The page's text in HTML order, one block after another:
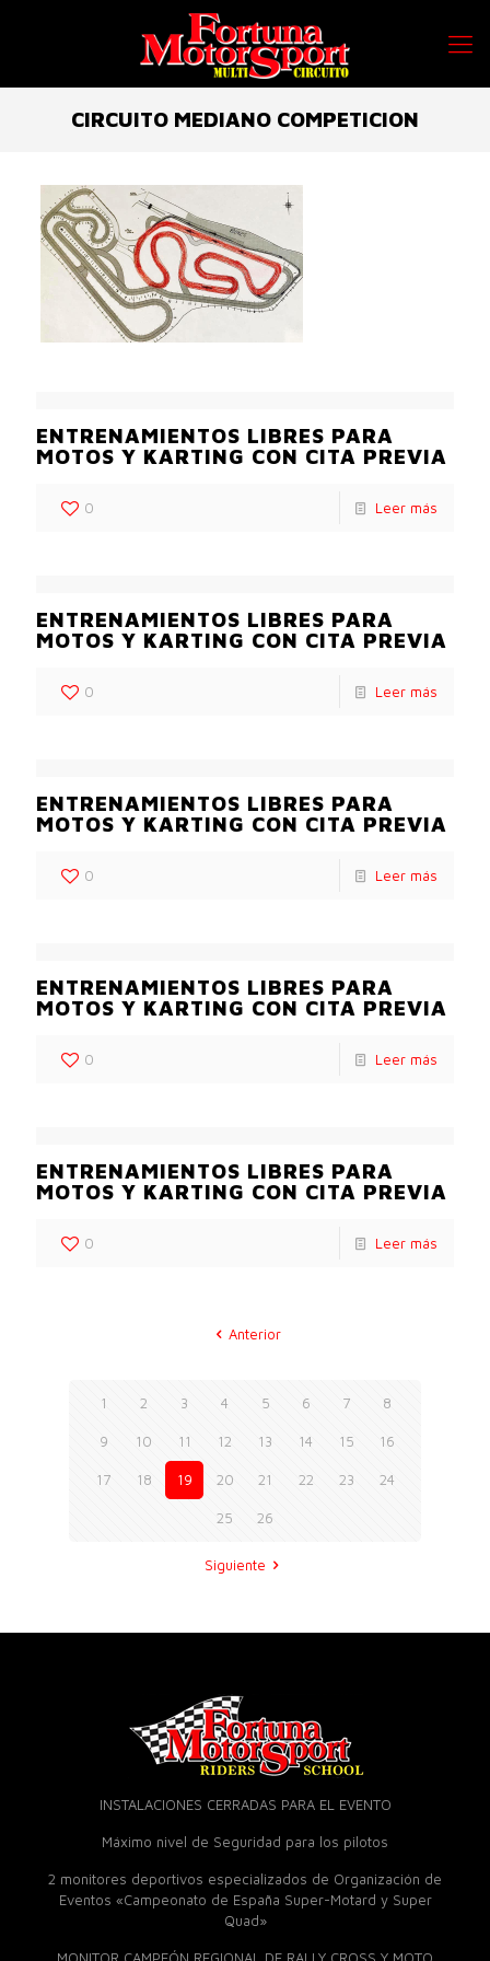
CIRCUITO MEDIANO COMPETICION
ENTRENAMIENTOS LIBRES PARA
MOTOS Y KARTING CON CITA PREVIA
0 Leer más
ENTRENAMIENTOS LIBRES PARA
MOTOS Y KARTING CON CITA PREVIA
0 Leer más
ENTRENAMIENTOS LIBRES PARA
MOTOS Y KARTING CON CITA PREVIA
0 Leer más
ENTRENAMIENTOS LIBRES PARA
MOTOS Y KARTING CON CITA PREVIA
0 Leer más
ENTRENAMIENTOS LIBRES PARA
MOTOS Y KARTING CON CITA PREVIA
0 Leer más
Anterior
1 2 3 4 5 6 7 8
9 10 11 12 13 14 15 16
17 18 19 20 21 22 23 24
25 26
Siguiente
INSTALACIONES CERRADAS PARA EL EVENTO
Máximo nivel de Seguridad para los pilotos
2 monitores deportivos especializados de Organización de
Eventos «Campeonato de España Super-Motard y Super
Quad»